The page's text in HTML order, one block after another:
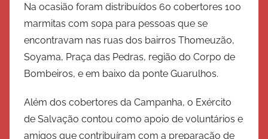
r
c
i
t
o
e
S
a
Na ocasião foram distribuídos 60 cobertores 100
marmitas com sopa para pessoas que se
encontravam nas ruas dos bairros Thomeuzão,
Soyama, Praça das Pedras, região do Corpo de
Bombeiros, e em baixo da ponte Guarulhos.
Além dos cobertores da Campanha, o Exército
de Salvação contou como apoio de voluntários e
amigos que contribuíram com a preparação de